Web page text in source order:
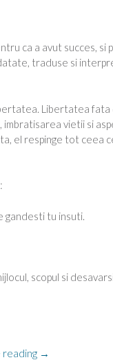
ca a avut succes,
traduse si
Libertatea fata
vietii si
el respinge tot ceea
gandesti tu insuti.
scopul si
reading
“Osho-
→